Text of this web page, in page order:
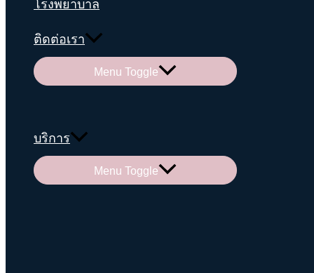
โรงพยาบาล
ติดต่อเรา
Menu Toggle
บริการ
Menu Toggle